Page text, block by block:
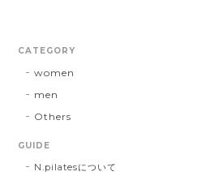
CATEGORY
women
men
Others
GUIDE
N.pilatesについて